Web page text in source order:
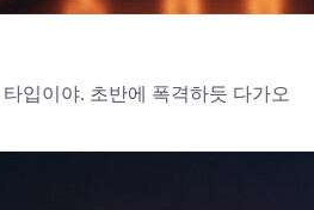
입이야. 초반에 폭격하듯 다가오